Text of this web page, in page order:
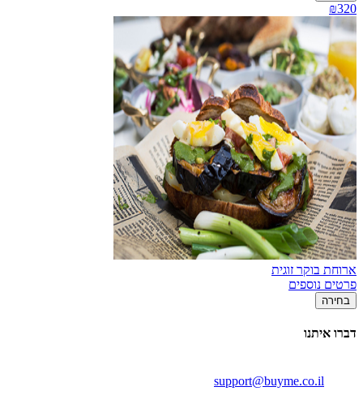
₪320
ארוחת בוקר זוגית
פרטים נוספים
בחירה
דברו איתנו
support@buyme.co.il